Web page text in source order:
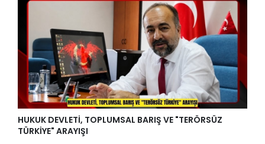
HUKUK DEVLETİ, TOPLUMSAL BARIŞ VE "TERÖRSÜZ
TÜRKİYE" ARAYIŞI